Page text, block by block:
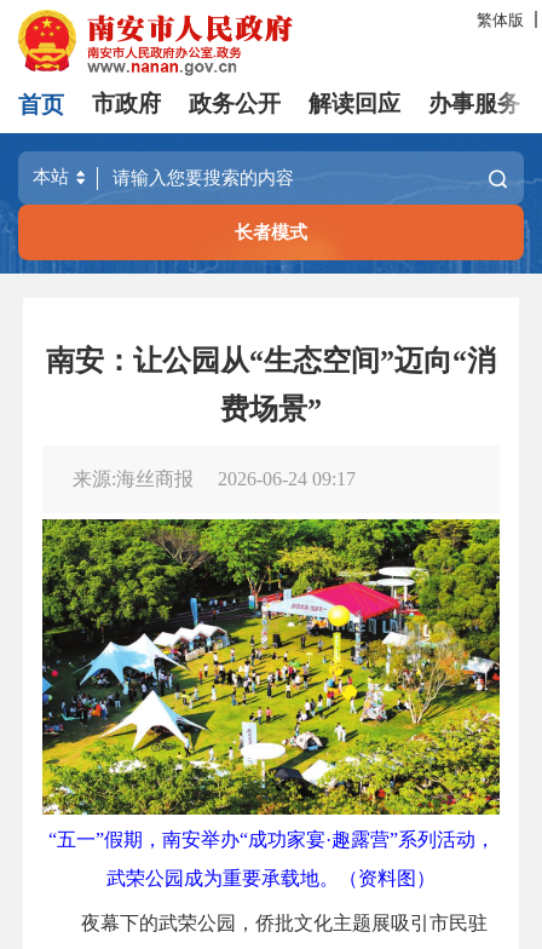
繁体版
首页 市政府 政务公开 解读回应 办事服务
长者模式
南安：让公园从“生态空间”迈向“消
费场景”
来源:海丝商报 2026-06-24 09:17
“五一”假期，南安举办“成功家宴·趣露营”系列活动，
武荣公园成为重要承载地。（资料图）
夜幕下的武荣公园，侨批文化主题展吸引市民驻